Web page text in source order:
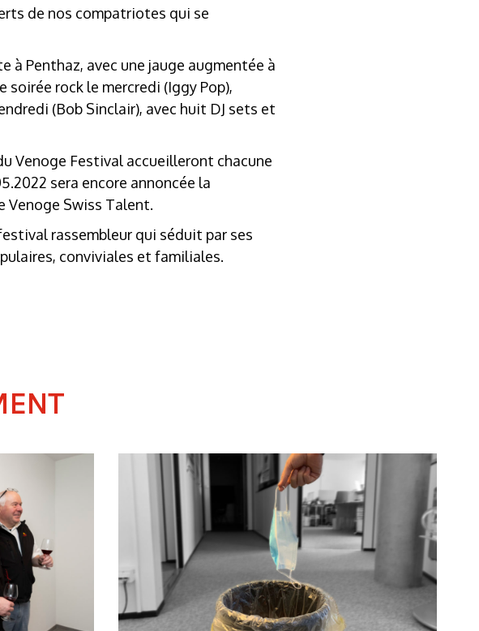
de nos compatriotes qui se
à Penthaz, avec une jauge augmentée à
rock le mercredi (Iggy Pop),
(Bob Sinclair), avec huit DJ sets et
Venoge Festival accueilleront chacune
sera encore annoncée la
Venoge Swiss Talent.
rassembleur qui séduit par ses
conviviales et familiales.